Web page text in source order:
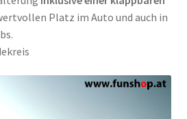
Platz im Auto und auch in